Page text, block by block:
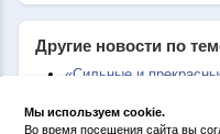
Другие новости по
«Сильные и
месяце?»
«Ретро-детективы:
Мы используем cookie.
Во время посещения сайта вы